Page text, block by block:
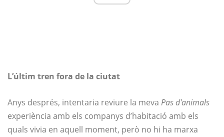
L’últim tren fora de la ciutat
Anys després, intentaria reviure la meva Pas d'animals
experiència amb els companys d’habitació amb els
quals vivia en aquell moment, però no hi ha marxa